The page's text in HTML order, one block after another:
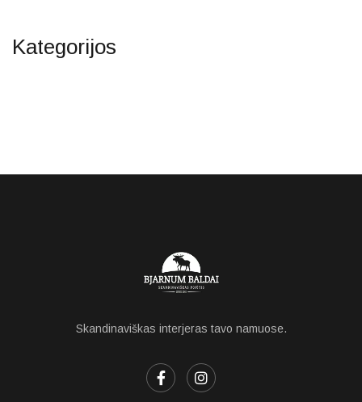
Kategorijos
Skandinaviškas interjeras tavo namuose.